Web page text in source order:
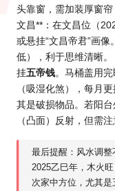
头靠窗，需加装厚窗
文昌**：在文昌位（
或悬挂“文昌帝君”画
低），利于思维清晰。
挂五帝钱。马桶盖用
（吸湿化煞），每月
其是破损物品。若阳
（凸面）反射，但需
最后提醒：风水调
2025乙巳年，木火
次家中方位，尤其